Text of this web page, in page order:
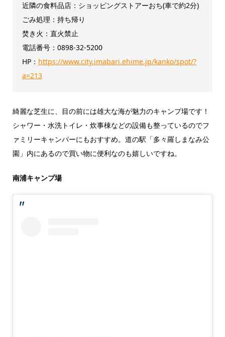
近隣の食料品店：ショッピングストアーおち(車で約2分)
ごみ処理：持ち帰り
焚き火：直火禁止
電話番号：0898-32-5200
HP： https://www.city.imabari.ehime.jp/kanko/spot/?
a=213
綺麗な芝生に、目の前には雄大な海が魅力のキャンプ場です！
シャワー・水洗トイレ・炊事棟などの設備も整っているのでフ
ァミリーキャンパーにもおすすめ。道の駅「多々羅しまなみ公
園」内にあるので買い物に便利なのも嬉しいですね。
南浦キャンプ場